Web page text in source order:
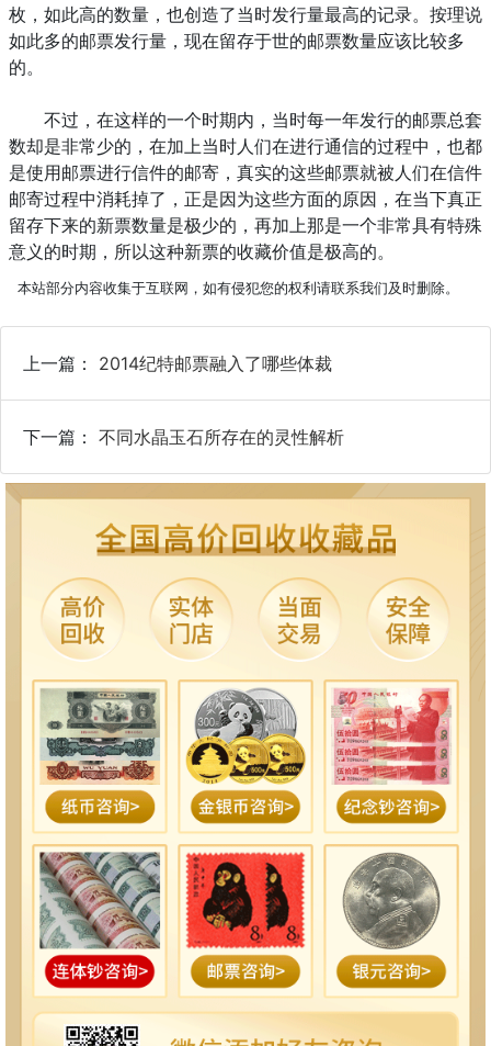
枚，如此高的数量，也创造了当时发行量最高的记录。按理说
如此多的邮票发行量，现在留存于世的邮票数量应该比较多
的。
不过，在这样的一个时期内，当时每一年发行的邮票总套
数却是非常少的，在加上当时人们在进行通信的过程中，也都
是使用邮票进行信件的邮寄，真实的这些邮票就被人们在信件
邮寄过程中消耗掉了，正是因为这些方面的原因，在当下真正
留存下来的新票数量是极少的，再加上那是一个非常具有特殊
意义的时期，所以这种新票的收藏价值是极高的。
本站部分内容收集于互联网，如有侵犯您的权利请联系我们及时删除。
上一篇： 2014纪特邮票融入了哪些体裁
下一篇： 不同水晶玉石所存在的灵性解析